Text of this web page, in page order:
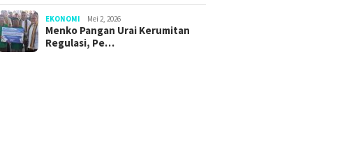
EKONOMI Mei 2, 2026
Menko Pangan Urai Kerumitan
Regulasi, Pe…